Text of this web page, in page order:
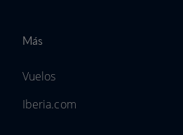
Más
Vuelos
Iberia.com